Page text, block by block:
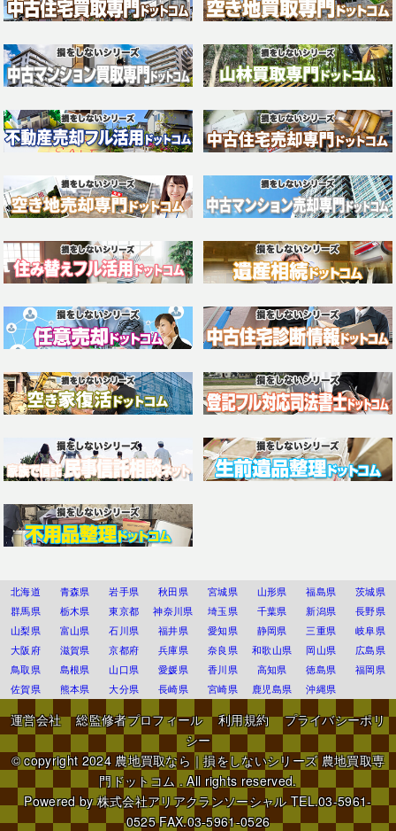
北海道 青森県 岩手県 秋田県 宮城県 山形県 福島県
茨城県
群馬県
栃木県 東京都 神奈川県 埼玉県 千葉県 新潟県
長野県
山梨県
富山県 石川県 福井県 愛知県 静岡県 三重県
岐阜県
大阪府
滋賀県 京都府 兵庫県 奈良県 和歌山県 岡山県
広島県
鳥取県
島根県 山口県 愛媛県 香川県 高知県 徳島県
福岡県
佐賀県
熊本県 大分県 長崎県 宮崎県 鹿児島県 沖縄県
運営会社 総監修者プロフィール 利用規約
プライバシーポリ
シー
© copyright 2024農地買取なら｜損をしないシリーズ 農地買取専
門ドットコム . All rights reserved.
Powered by株式会社アリアクランソーシャルTEL.03-5961-
0525 FAX.03-5961-0526